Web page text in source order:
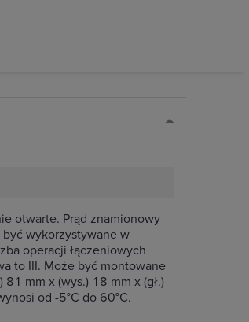
otwarte. Prąd znamionowy
wykorzystywane w
operacji łączeniowych
to III. Może być montowane
mm x (wys.) 18 mm x (gł.)
od -5°C do 60°C.